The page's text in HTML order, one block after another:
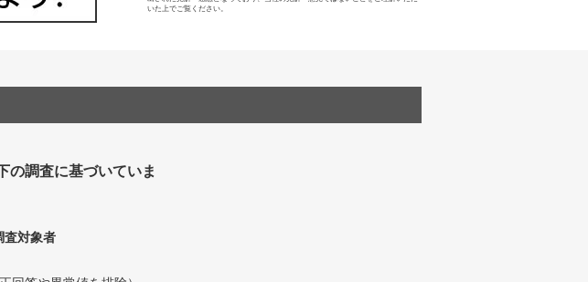
いた上でご覧ください。
の調査に基づいていま
査対象者